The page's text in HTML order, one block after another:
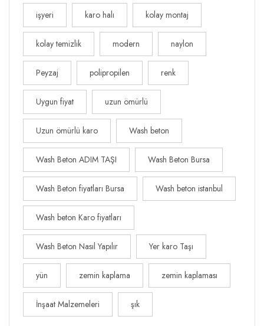
işyeri karo halı kolay montaj
kolay temizlik modern naylon
Peyzaj polipropilen renk
Uygun fiyat uzun ömürlü
Uzun ömürlü karo Wash beton
Wash Beton ADIM TAŞI Wash Beton Bursa
Wash Beton fiyatları Bursa Wash beton istanbul
Wash beton Karo fiyatları
Wash Beton Nasıl Yapılır Yer karo Taşı
yün zemin kaplama zemin kaplaması
İnşaat Malzemeleri şık